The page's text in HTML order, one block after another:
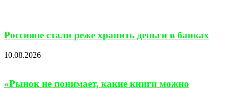
Россияне стали реже хранить деньги в банках
10.08.2026
«Рынок не понимает, какие книги можно